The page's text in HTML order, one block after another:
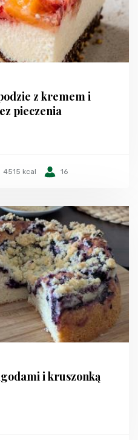
z kremem i
pieczenia
4515 kcal 16
i kruszonką